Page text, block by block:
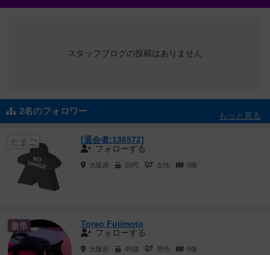
スタッフブログの投稿はありません
2名のフォロワー もっと見る
[退会者:136572]
フォローする
大阪府 20代 女性 0個
皇帝
Torao Fujimoto
フォローする
大阪府 49歳 男性 0個